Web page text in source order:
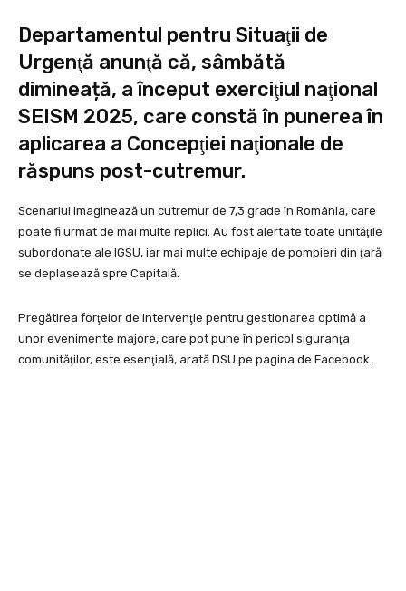
Departamentul pentru Situaţii de
Urgenţă anunţă că, sâmbătă
dimineață, a început exerciţiul naţional
SEISM 2025, care constă în punerea în
aplicarea a Concepţiei naţionale de
răspuns post-cutremur.
Scenariul imaginează un cutremur de 7,3 grade în România, care
poate fi urmat de mai multe replici. Au fost alertate toate unităţile
subordonate ale IGSU, iar mai multe echipaje de pompieri din ţară
se deplasează spre Capitală.
Pregătirea forţelor de intervenţie pentru gestionarea optimă a
unor evenimente majore, care pot pune în pericol siguranţa
comunităţilor, este esenţială, arată DSU pe pagina de Facebook.